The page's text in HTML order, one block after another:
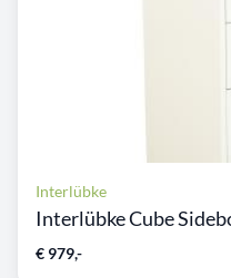
Interlübke
Interlübke Cube
€ 979,-